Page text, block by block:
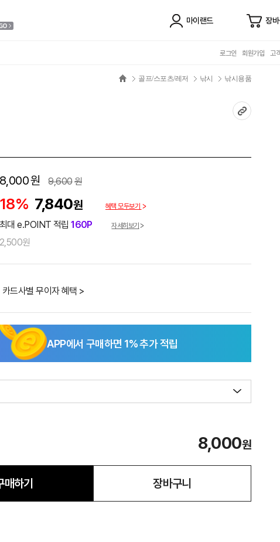
마이랜드 장
로그인 회원가입 고
골프/스포츠/레저 낚시 낚시용품
8,000원 9,600원
18% 7,840원 혜택 모두보기
최대 e.POINT 적립160P 자세히보기
2,500원
카드사별 무이자 혜택 >
APP에서 구매하면 1% 추가 적립
8,000원
매하기 장바구니